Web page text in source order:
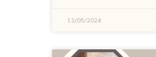
13/05/2024